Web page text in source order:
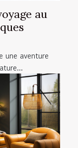
au
une aventure